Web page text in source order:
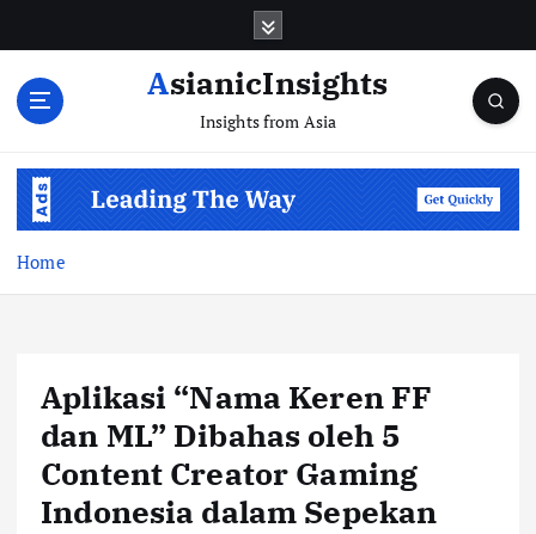
AsianicInsights
Insights from Asia
Home
Aplikasi “Nama Keren FF
dan ML” Dibahas oleh 5
Content Creator Gaming
Indonesia dalam Sepekan